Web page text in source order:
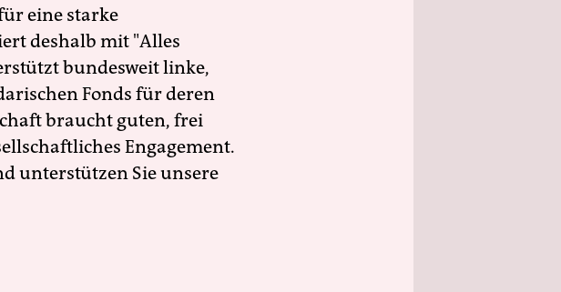
eine starke
deshalb mit "Alles
bundesweit linke,
Fonds für deren
braucht guten, frei
Engagement.
unterstützen Sie unsere